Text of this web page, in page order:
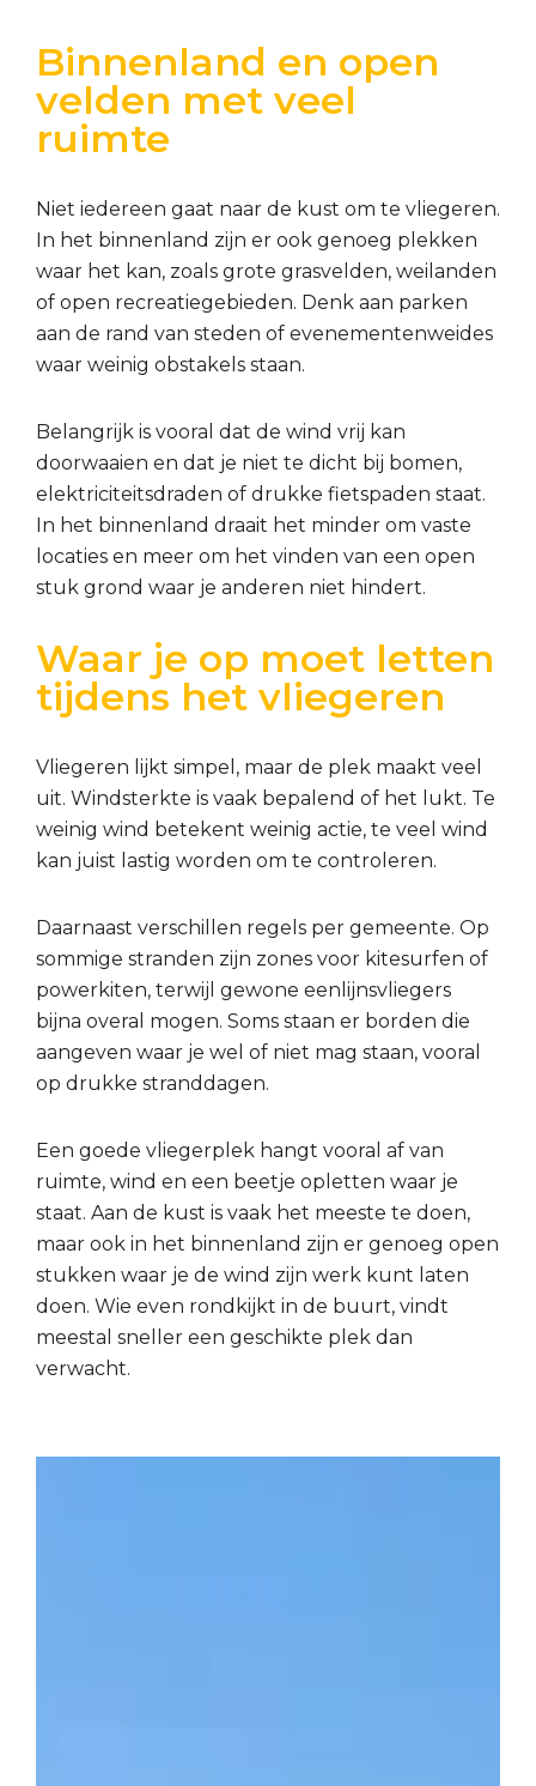
Binnenland en open
velden met veel
ruimte
Niet iedereen gaat naar de kust om te vliegeren.
In het binnenland zijn er ook genoeg plekken
waar het kan, zoals grote grasvelden, weilanden
of open recreatiegebieden. Denk aan parken
aan de rand van steden of evenementenweides
waar weinig obstakels staan.
Belangrijk is vooral dat de wind vrij kan
doorwaaien en dat je niet te dicht bij bomen,
elektriciteitsdraden of drukke fietspaden staat.
In het binnenland draait het minder om vaste
locaties en meer om het vinden van een open
stuk grond waar je anderen niet hindert.
Waar je op moet letten
tijdens het vliegeren
Vliegeren lijkt simpel, maar de plek maakt veel
uit. Windsterkte is vaak bepalend of het lukt. Te
weinig wind betekent weinig actie, te veel wind
kan juist lastig worden om te controleren.
Daarnaast verschillen regels per gemeente. Op
sommige stranden zijn zones voor kitesurfen of
powerkiten, terwijl gewone eenlijnsvliegers
bijna overal mogen. Soms staan er borden die
aangeven waar je wel of niet mag staan, vooral
op drukke stranddagen.
Een goede vliegerplek hangt vooral af van
ruimte, wind en een beetje opletten waar je
staat. Aan de kust is vaak het meeste te doen,
maar ook in het binnenland zijn er genoeg open
stukken waar je de wind zijn werk kunt laten
doen. Wie even rondkijkt in de buurt, vindt
meestal sneller een geschikte plek dan
verwacht.